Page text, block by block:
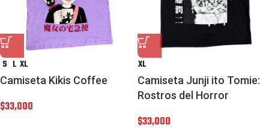
S L XL
Camiseta Kikis Coffee
$33,000
XL
Camiseta Junji ito Tomie:
Rostros del Horror
$33,000